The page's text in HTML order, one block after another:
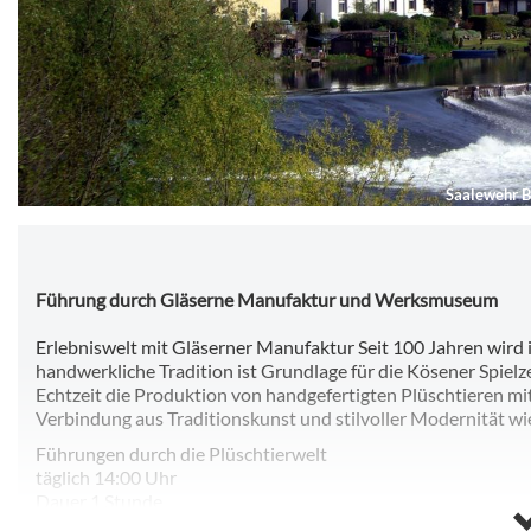
Saalewehr
Führung durch Gläserne Manufaktur und Werksmuseum
Erlebniswelt mit Gläserner Manufaktur Seit 100 Jahren wird
handwerkliche Tradition ist Grundlage für die Kösener
Echtzeit die Produktion von handgefertigten Plüschtieren
Verbindung aus Traditionskunst und stilvoller Modernität
Führungen durch die Plüschtierwelt
täglich 14:00 Uhr
Angeleiteter Kurs Plüschtier Basteln", Sa 15:00 Uhr